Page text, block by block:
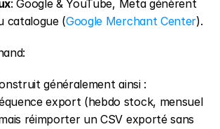
: Google & YouTube, Meta génèrent
catalogue (Google Merchant Center).
généralement ainsi :
export (hebdo stock, mensuel
réimporter un CSV exporté sans